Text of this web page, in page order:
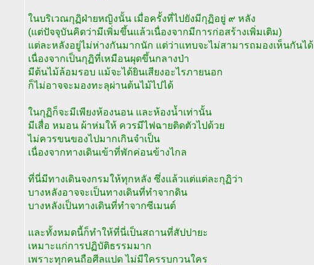
ในบริเวณกุฏิฝ่ายหญิงนั้น เมื่อครั้งที่ไปยังมีกุฏิอยู่ ๙ หลัง
(แต่ปัจจุบันคิดว่ามีเพิ่มขึ้นแล้วเนื่องจากมีการก่อสร้างเพิ่มเติม)
แต่ละหลังอยู่ไม่ห่างกันมากนัก แต่ว่าแทบจะไม่สามารถมองเห็นกันได้
เนื่องจากเป็นกุฏิที่เหมือนผุดขึ้นกลางป่า
มีต้นไม้ล้อมรอบ แม้จะได้ยินเสียงอะไรภายนอก
ก็ไม่อาจจะมองทะลุผ่านต้นไม้ไปได้
ในกุฏิก็จะมีเพียงห้องนอน และห้องน้ำเท่านั้น
มีเสื่อ หมอน ผ้าห่มให้ ควรมีไฟฉายติดตัวไปด้วย
ไม่ควรขนของไปมากเกินจำเป็น
เนื่องจากทางเดินเข้าที่พักค่อนข้างไกล
ที่นี่มีทางเดินจงกรมให้ทุกหลัง ซึ่งแล้วแต่แต่ละกุฏิว่า
บางหลังอาจจะเป็นทางเดินที่ทำจากดิน
บางหลังเป็นทางเดินที่ทำจากซีเมนต์
และทั้งหมดนี้ก็ทำให้ที่นี่เป็นสถานที่สัปปายะ
เหมาะแก่การปฏิบัติธรรมมาก
เพราะทุกคนถือศีลแปด ไม่มีใครรบกวนใคร